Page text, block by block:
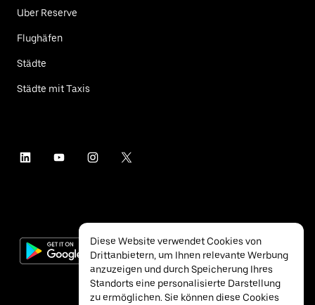
Uber Reserve
Flughäfen
Städte
Städte mit Taxis
Diese Website verwendet Cookies von
Drittanbietern, um Ihnen relevante Werbung
anzuzeigen und durch Speicherung Ihres
Standorts eine personalisierte Darstellung
zu ermöglichen. Sie können diese Cookies